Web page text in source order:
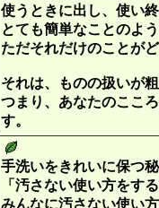
使うときに出し、使い
とても簡単なことのよ
ただそれだけのことが
それは、ものの扱いが
つまり、あなたのここ
す。
手洗いをきれいに保つ
「汚さない使い方をす
みんなに汚さない使い